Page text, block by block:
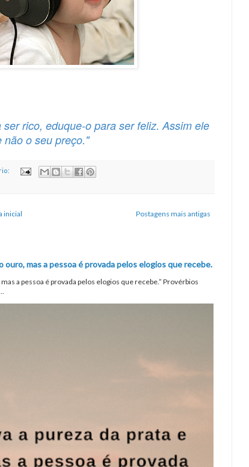
rico, eduque-o para ser feliz. Assim ele
não o seu preço."
Postagens mais antigas
inicial
ouro, mas a pessoa é provada pelos elogios que recebe.
a pessoa é provada pelos elogios que recebe.” Provérbios